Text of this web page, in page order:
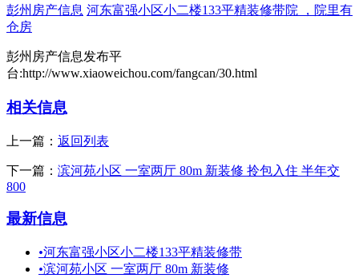
彭州房产信息 河东富强小区小二楼133平精装修带院 ，院里有
仓房
彭州房产信息发布平
台:http://www.xiaoweichou.com/fangcan/30.html
相关信息
上一篇： 返回列表
下一篇： 滨河苑小区 一室两厅 80m 新装修 拎包入住 半年交
800
最新信息
•河东富强小区小二楼133平精装修带
•滨河苑小区 一室两厅 80m 新装修